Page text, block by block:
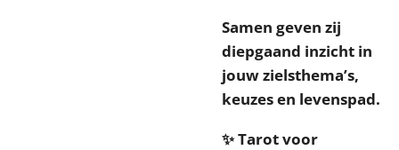
Samen geven zij
diepgaand inzicht in
jouw zielsthema’s,
keuzes en levenspad.
✨ Tarot voor